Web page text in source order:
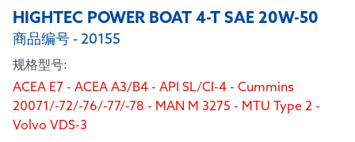
HIGHTEC POWER BOAT 4-T SAE 20W-50
商品编号 - 20155
规格型号:
ACEA E7 - ACEA A3/B4 - API SL/CI-4 - Cummins
20071/-72/-76/-77/-78 - MAN M 3275 - MTU Type 2 -
Volvo VDS-3